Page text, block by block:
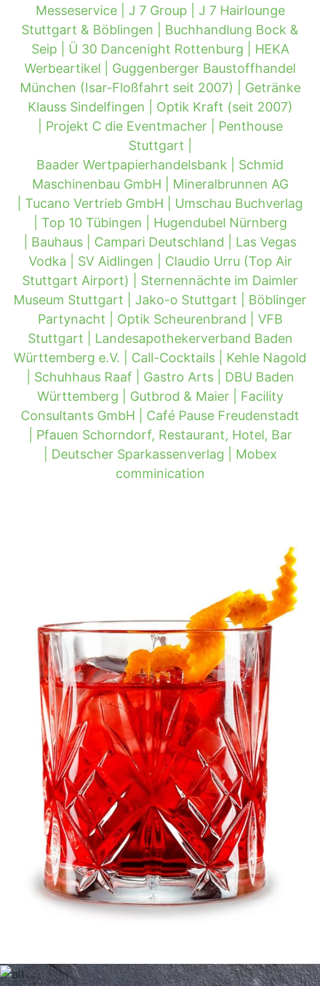
Messeservice | J 7 Group | J 7 Hairlounge
Stuttgart & Böblingen | Buchhandlung Bock &
Seip | Ü 30 Dancenight Rottenburg | HEKA
Werbeartikel | Guggenberger Baustoffhandel
München (Isar-Floßfahrt seit 2007) | Getränke
Klauss Sindelfingen | Optik Kraft (seit 2007)
Projekt C die Eventmacher | Penthouse
Stuttgart |
Baader Wertpapierhandelsbank | Schmid
Maschinenbau GmbH | Mineralbrunnen AG
Tucano Vertrieb GmbH | Umschau Buchverlag
Top 10 Tübingen | Hugendubel Nürnberg
Bauhaus | Campari Deutschland | Las Vegas
Vodka | SV Aidlingen | Claudio Urru (Top Air
Stuttgart Airport) | Sternennächte im Daimler
Museum Stuttgart | Jako-o Stuttgart | Böblinger
Partynacht | Optik Scheurenbrand | VFB
Stuttgart | Landesapothekerverband Baden
Württemberg e.V. | Call-Cocktails | Kehle Nagold
Schuhhaus Raaf | Gastro Arts | DBU Baden
Württemberg | Gutbrod & Maier | Facility
Consultants GmbH | Café Pause Freudenstadt
Pfauen Schorndorf, Restaurant, Hotel, Bar
Deutscher Sparkassenverlag | Mobex
comminication